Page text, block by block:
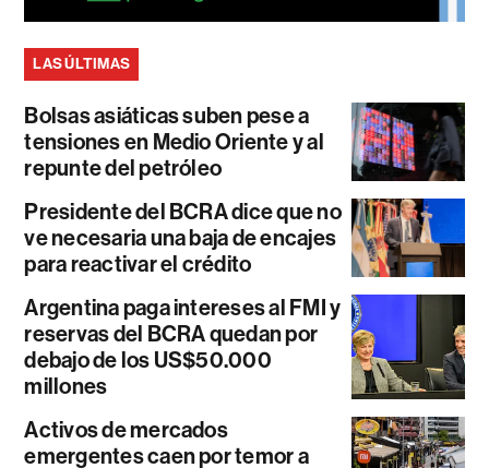
LAS ÚLTIMAS
Bolsas asiáticas suben pese a
tensiones en Medio Oriente y al
repunte del petróleo
Presidente del BCRA dice que no
ve necesaria una baja de encajes
para reactivar el crédito
Argentina paga intereses al FMI y
reservas del BCRA quedan por
debajo de los US$50.000
millones
Activos de mercados
emergentes caen por temor a